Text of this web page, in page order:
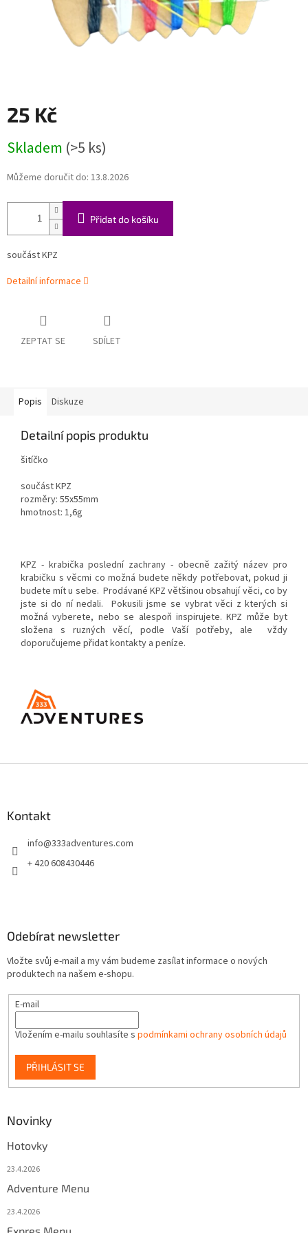
25 Kč
cena:
Skladem (>5 ks)
Můžeme doručit do: 13.8.2026
Přidat do košíku
součást KPZ
Detailní informace
ZEPTAT SE SDÍLET
Popis Diskuze
Detailní popis produktu
šitíčko
součást KPZ
rozměry: 55x55mm
hmotnost: 1,6g
KPZ - krabička poslední zachrany - obecně zažitý název pro
krabičku s věcmi co možná budete někdy potřebovat, pokud ji
budete mít u sebe. Prodávané KPZ většinou obsahují věci, co by
jste si do ní nedali. Pokusili jsme se vybrat věci z kterých si
možná vyberete, nebo se alespoň inspirujete. KPZ může byt
složena s ruzných věcí, podle Vaší potřeby, ale vždy
doporučujeme přidat kontakty a peníze.
Kontakt
info@333adventures.com
+ 420 608430446
Odebírat newsletter
Vložte svůj e-mail a my vám budeme zasílat informace o nových
produktech na našem e-shopu.
E-mail
Vložením e-mailu souhlasíte s podmínkami ochrany osobních údajů
PŘIHLÁSIT SE
Novinky
Hotovky
23.4.2026
Adventure Menu
23.4.2026
Expres Menu